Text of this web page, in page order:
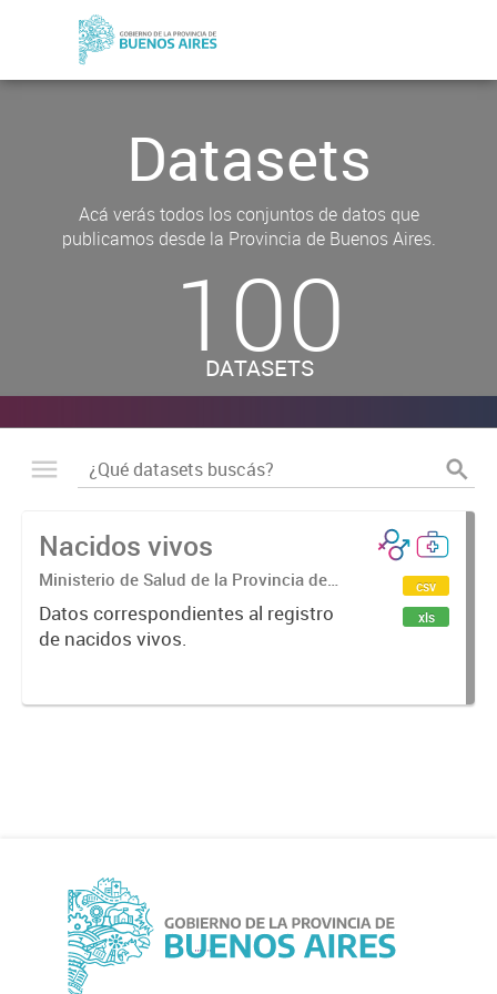
Datasets
Acá verás todos los conjuntos de datos que
publicamos desde la Provincia de Buenos Aires.
100
DATASETS
Nacidos vivos
Ministerio de Salud de la Provincia de
Buenos Aires. Subsecretaría de
Planificación Estratégica en Salud.
Dirección Provincial de Estadística y
Datos correspondientes al registro
de nacidos vivos.
csv
xls